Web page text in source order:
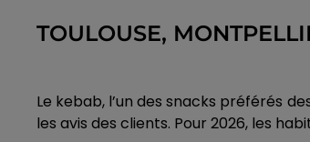
TOULOUSE,
Le kebab, l’un des snacks préférés
les avis des clients. Pour 2026, les